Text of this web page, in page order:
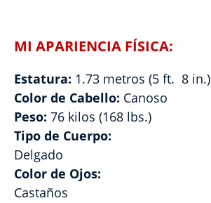
MI APARIENCIA FÍSICA:
Estatura: 1.73 metros (5 ft. 8 in.)
Color de Cabello: Canoso
Peso: 76 kilos (168 lbs.)
Tipo de Cuerpo:
Delgado
Color de Ojos:
Castaños